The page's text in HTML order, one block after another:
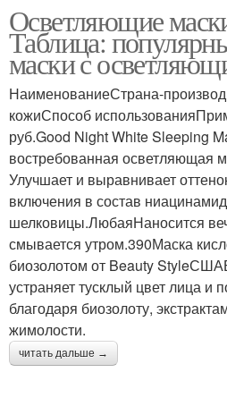
Осветляющие
Таблица:
маски с
НаименованиеСтрана-
кожиСпособ
руб.Good Night White Sleeping
востребованная осветляющая
Улучшает и выравнивает
включения в состав
шелковицы.ЛюбаяНаносится
смывается утром.390Маска
биозолотом от Beauty
устраняет тусклый цвет лица и
благодаря биозолоту,
жимолости.
читать дальше →